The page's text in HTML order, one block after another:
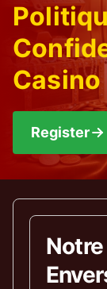
Casino
Register